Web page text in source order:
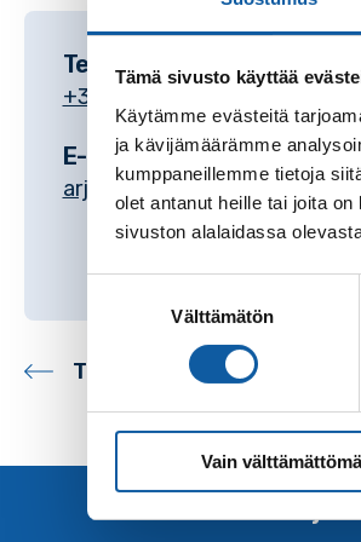
Tämä sivusto käyttää
Käytämme evästeitä
ja kävijämäärämme
kumppaneillemme tietoja
olet antanut heille tai joita
sivuston alalaidassa
Välttämätön
Vain
Telefon
+35824745475
E-post
arja.toivari@paimio.fi
Tillbaka till kontakter